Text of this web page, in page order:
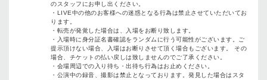
のスタッフにお申し出ください。
・LIVE中の他のお客様への迷惑となる⾏為は禁⽌させていただいてお
ります。
・転売が発覚した場合は、⼊場をお断り致します。
・⼊場時に⾝分証名書確認をランダムに⾏う可能性がございます。ご
提⽰頂けない場合、⼊場はお断りさせて頂く場合もございます。 その
場合、チケットの払い戻しは致しませんのでご了承ください。
・会場周辺での⼊り待ち・出待ち⾏為はお⽌めください。
・公演中の録⾳、撮影は禁⽌となっております。発⾒した場合はスタ